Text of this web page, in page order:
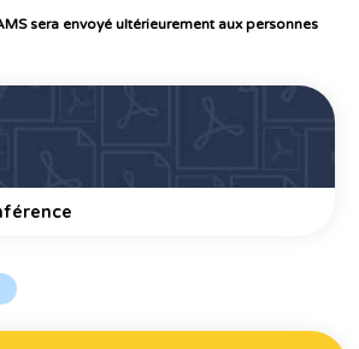
sera envoyé ultérieurement aux personnes